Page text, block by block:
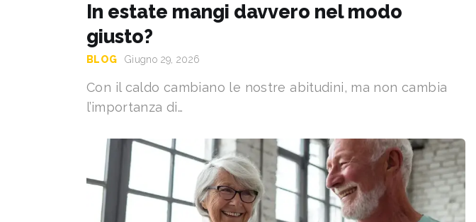
In estate mangi davvero nel modo
giusto?
BLOG Giugno 29, 2026
Con il caldo cambiano le nostre abitudini, ma non cambia
l’importanza di…